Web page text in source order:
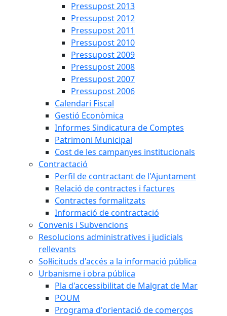
Pressupost 2013
Pressupost 2012
Pressupost 2011
Pressupost 2010
Pressupost 2009
Pressupost 2008
Pressupost 2007
Pressupost 2006
Calendari Fiscal
Gestió Econòmica
Informes Sindicatura de Comptes
Patrimoni Municipal
Cost de les campanyes institucionals
Contractació
Perfil de contractant de l'Ajuntament
Relació de contractes i factures
Contractes formalitzats
Informació de contractació
Convenis i Subvencions
Resolucions administratives i judicials
rellevants
Sol·licituds d'accés a la informació pública
Urbanisme i obra pública
Pla d'accessibilitat de Malgrat de Mar
POUM
Programa d'orientació de comerços